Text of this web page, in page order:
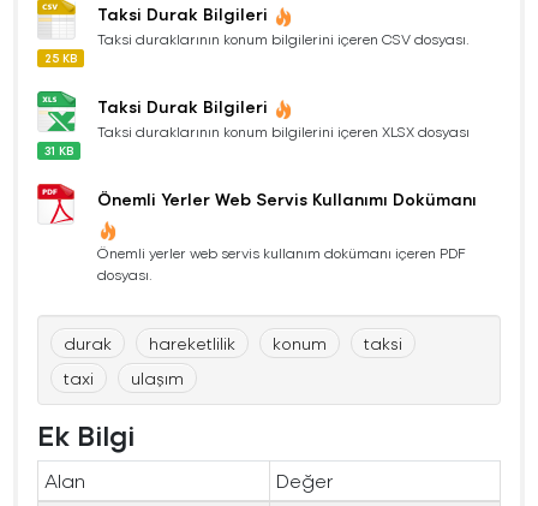
Taksi Durak Bilgileri
Taksi duraklarının konum bilgilerini içeren CSV dosyası.
25 KB
Taksi Durak Bilgileri
Taksi duraklarının konum bilgilerini içeren XLSX dosyası
31 KB
Önemli Yerler Web Servis Kullanımı Dokümanı
Önemli yerler web servis kullanım dokümanı içeren PDF
dosyası.
durak hareketlilik konum
taksi
taxi
ulaşım
Ek Bilgi
Alan
Değer